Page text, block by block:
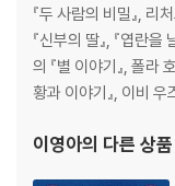
- 평화의 선택
- 소외
- 평화로의 여정
- 구속
명상-사랑에 대하여
『두 사람의 비밀』, 리
『신부의 딸』, 『엽란
의 『별 이야기』, 폴라
황과 이야기』, 이비 우
이영아의 다른 상품